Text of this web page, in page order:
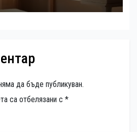
да бъде публикуван.
са отбелязани с *